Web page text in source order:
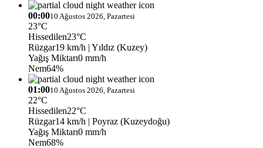
00:0010 Ağustos 2026, Pazartesi
23°C
Hissedilen23°C
Rüzgar19 km/h | Yıldız (Kuzey)
Yağış Miktarı0 mm/h
Nem64%
01:0010 Ağustos 2026, Pazartesi
22°C
Hissedilen22°C
Rüzgar14 km/h | Poyraz (Kuzeydoğu)
Yağış Miktarı0 mm/h
Nem68%